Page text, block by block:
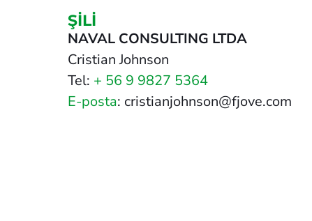
ŞİLİ
NAVAL CONSULTING LTDA
Cristian Johnson
Tel: + 56 9 9827 5364
E-posta: cristianjohnson@fjove.com